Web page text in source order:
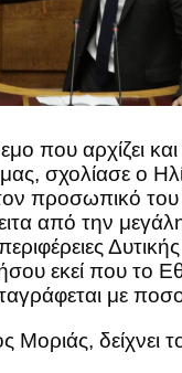
που αρχίζει και
σχολίασε ο
προσωπικό
από την
εκεί που το
με
Μοριάς, δείχνει